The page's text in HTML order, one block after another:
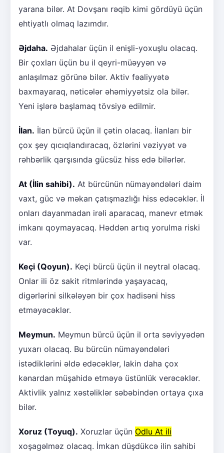
yarana bilər. At Dovşanı rəqib kimi gördüyü üçün
ehtiyatlı olmaq lazımdır.
Əjdaha. Əjdahalar üçün il enişli-yoxuşlu olacaq.
Bir çoxları üçün bu il qeyri-müəyyən və
anlaşılmaz görünə bilər. Aktiv fəaliyyətə
baxmayaraq, nəticələr əhəmiyyətsiz ola bilər.
Yeni işlərə başlamaq tövsiyə edilmir.
İlan. İlan bürcü üçün il çətin olacaq. İlanları bir
çox şey qıcıqlandıracaq, özlərini vəziyyət və
rəhbərlik qarşısında gücsüz hiss edə bilərlər.
At (İlin sahibi). At bürcünün nümayəndələri daim
vaxt, güc və məkan çatışmazlığı hiss edəcəklər. İl
onları dayanmadan irəli aparacaq, manevr etmək
imkanı qoymayacaq. Həddən artıq yorulma riski
var.
Keçi (Qoyun). Keçi bürcü üçün il neytral olacaq.
Onlar ili öz sakit ritmlərində yaşayacaq,
digərlərini silkələyən bir çox hadisəni hiss
etməyəcəklər.
Meymun. Meymun bürcü üçün il orta səviyyədən
yuxarı olacaq. Bu bürcün nümayəndələri
istədiklərini əldə edəcəklər, lakin daha çox
kənardan müşahidə etməyə üstünlük verəcəklər.
Aktivlik yalnız xəstəliklər səbəbindən ortaya çıxa
bilər.
Xoruz (Toyuq). Xoruzlar üçün Odlu At ili
xoşagəlməz olacaq. İmkan düşdükcə ilin sahibi